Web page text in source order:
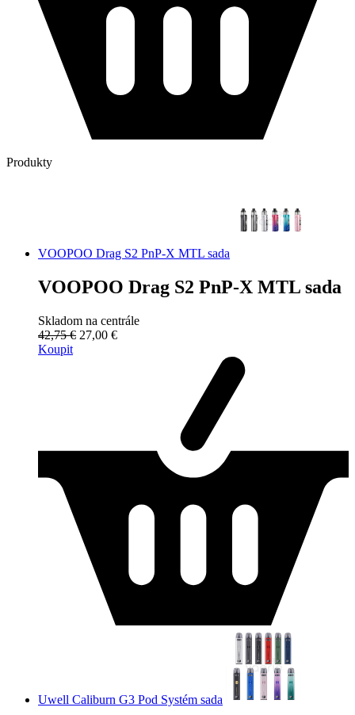
Produkty
VOOPOO Drag S2 PnP-X MTL sada
VOOPOO Drag S2 PnP-X MTL sada
Skladom na centrále
42,75 € 27,00 €
Koupit
Uwell Caliburn G3 Pod Systém sada